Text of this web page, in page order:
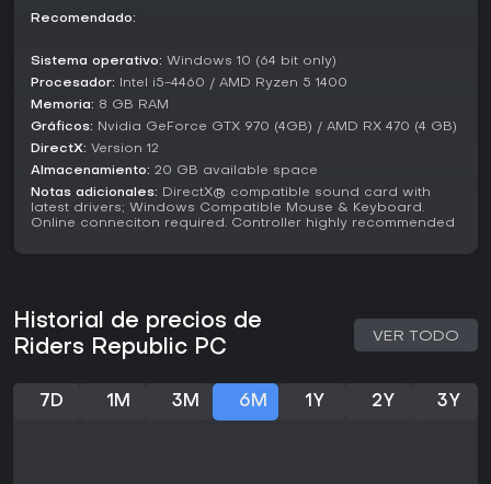
Para fans de deportes extremos y competiciones
temporadas activas aseguran contenido nuevo constante,
lo que mantiene el interés a largo plazo.
Las reseñas iniciales destacan su diversión y ritmo frenético
en las carreras arcade, aunque señalan algo de repetición
en sesiones prolongadas. Si te gustan los títulos deportivos
de mundo abierto con elementos sociales, encaja en estilos
casuales y competitivos, sobre todo con pruebas gratuitas
disponibles en ciertas plataformas para probarlo.
Recomendado:
Sistema operativo: Windows 10 (64 bit only)
Procesador: Intel i5-4460 / AMD Ryzen 5 1400
Memoria: 8 GB RAM
Gráficos: Nvidia GeForce GTX 970 (4GB) / AMD RX 470 (4 GB)
DirectX: Version 12
Almacenamiento: 20 GB available space
Notas adicionales: DirectX® compatible sound card with
latest drivers; Windows Compatible Mouse & Keyboard.
Online conneciton required. Controller highly recommended
Historial de precios de
Riders Republic PC
VER TODO
7D 1M 3M 6M 1Y 2Y 3Y